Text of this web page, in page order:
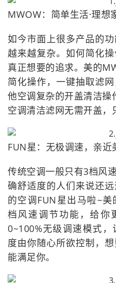
MWOW：简单生活·理想
如今市面上很多产品的
越来越复杂。如何简化
真正想要的追求。美的
简化操作，一键抽取滤
他空调复杂的开盖清洁
空调清洁滤网无需开盖，
FUN星：无极调速，亲近
传统空调一般只有3档风
确舒适度的人们来说还
的空调FUN星出马啦~
档风速调节功能，给你
0~100%无级调速模式
度由你随心所欲控制，
能满足你。